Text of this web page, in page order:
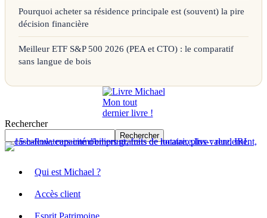
Pourquoi acheter sa résidence principale est (souvent) la pire
décision financière
Meilleur ETF S&P 500 2026 (PEA et CTO) : le comparatif
sans langue de bois
Mon tout
dernier livre !
Rechercher
Rechercher
Qui est Michael ?
Accès client
Esprit Patrimoine